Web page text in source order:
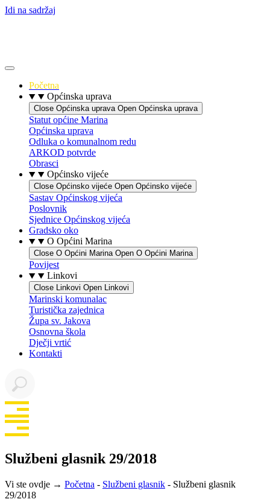
Idi na sadržaj
Početna
Općinska uprava
Close Općinska uprava Open Općinska uprava
Statut općine Marina
Općinska uprava
Odluka o komunalnom redu
ARKOD potvrde
Obrasci
Općinsko vijeće
Close Općinsko vijeće Open Općinsko vijeće
Sastav Općinskog vijeća
Poslovnik
Sjednice Općinskog vijeća
Gradsko oko
O Općini Marina
Close O Općini Marina Open O Općini Marina
Povijest
Linkovi
Close Linkovi Open Linkovi
Marinski komunalac
Turistička zajednica
Župa sv. Jakova
Osnovna škola
Dječji vrtić
Kontakti
Službeni glasnik 29/2018
Vi ste ovdje → Početna - Službeni glasnik - Službeni glasnik
29/2018